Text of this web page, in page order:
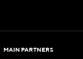
MAIN PARTNERS